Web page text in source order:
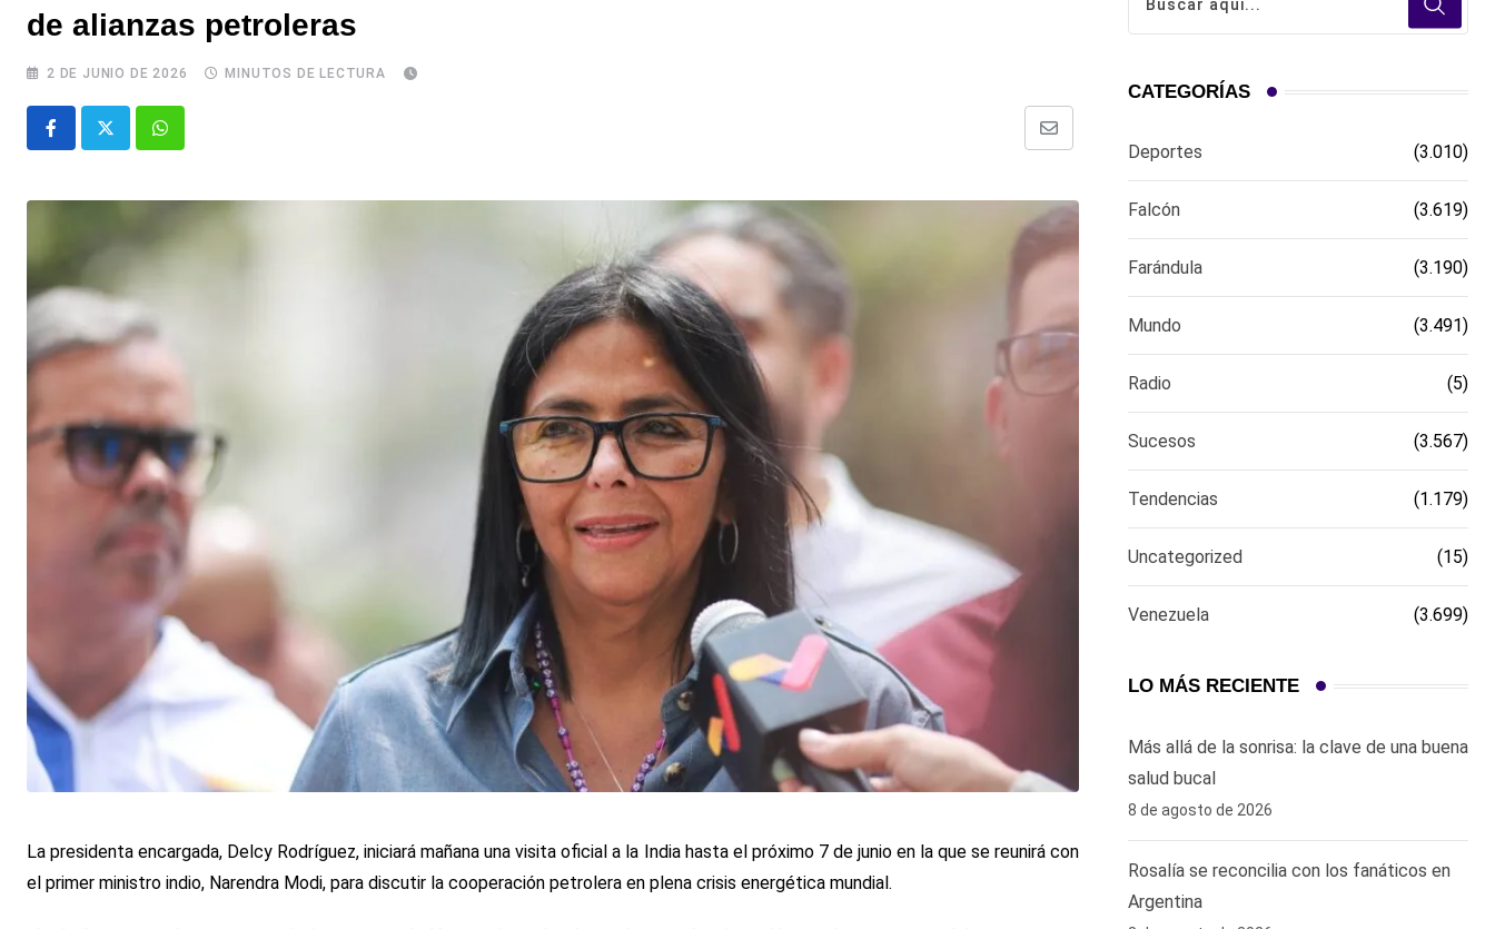
de alianzas petroleras
2 DE JUNIO DE 2026 MINUTOS DE LECTURA
Whatsapp
Comparte
email
La presidenta encargada, Delcy Rodríguez, iniciará mañana una visita oficial a la India hasta el próximo 7 de junio en la que se reunirá con
el primer ministro indio, Narendra Modi, para discutir la cooperación petrolera en plena crisis energética mundial.
CATEGORÍAS
Deportes (3.010)
Falcón (3.619)
Farándula (3.190)
Mundo (3.491)
Radio (5)
Sucesos (3.567)
Tendencias (1.179)
Uncategorized (15)
Venezuela (3.699)
LO MÁS RECIENTE
Más allá de la sonrisa: la clave de una buena
salud bucal
8 de agosto de 2026
Rosalía se reconcilia con los fanáticos en
Argentina